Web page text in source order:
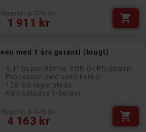
1 911 kr
Pris 
med 1 års garanti (brugt)
- 6,1" Super Retina XDR OLED-skærm
- Processor med seks kerner
- 128 GB lagerplads
- Kan oplades trådløst
4 163 kr
Pris 